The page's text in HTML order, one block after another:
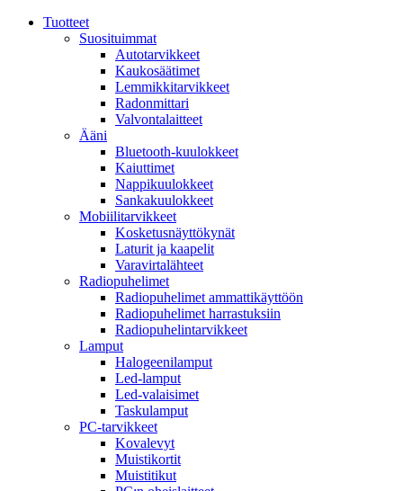
Tuotteet
Suosituimmat
Autotarvikkeet
Kaukosäätimet
Lemmikkitarvikkeet
Radonmittari
Valvontalaitteet
Ääni
Bluetooth-kuulokkeet
Kaiuttimet
Nappikuulokkeet
Sankakuulokkeet
Mobiilitarvikkeet
Kosketusnäyttökynät
Laturit ja kaapelit
Varavirtalähteet
Radiopuhelimet
Radiopuhelimet ammattikäyttöön
Radiopuhelimet harrastuksiin
Radiopuhelintarvikkeet
Lamput
Halogeenilamput
Led-lamput
Led-valaisimet
Taskulamput
PC-tarvikkeet
Kovalevyt
Muistikortit
Muistitikut